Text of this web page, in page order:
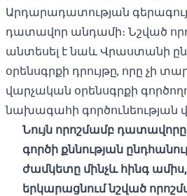
Արդարադատության
դատավոր անդամի։ Նշված
անտեսել է նաև Վրաստանի
օրենսգրքի դրույթը, որը չի
վարչական օրենսգրքի
նախագահի գործունեության
Նույն որոշմամբ
գործի քննության
ժամկետը մինչև հինգ ամիս,
երկարացնում նշված